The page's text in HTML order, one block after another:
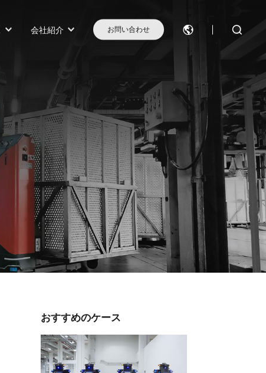
会社紹介 お問い合わせ
モデル選択に困ったらこちらへ
モデル比較
お問い合わせ
おすすめのケース